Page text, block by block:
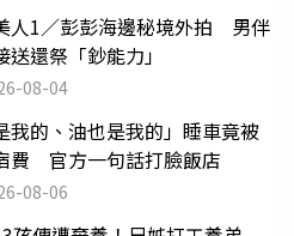
人1／彭彭海邊秘境外拍 男伴
送還祭「鈔能力」
08-04
我的、油也是我的」睡車竟被
費 官方一句話打臉飯店
08-06